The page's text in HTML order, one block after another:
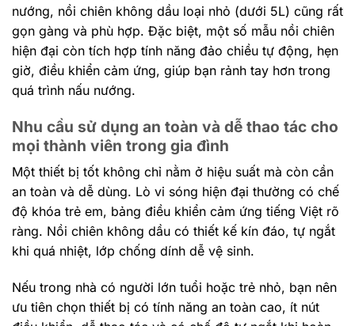
nướng, nồi chiên không dầu loại nhỏ (dưới 5L) cũng rất
gọn gàng và phù hợp. Đặc biệt, một số mẫu nồi chiên
hiện đại còn tích hợp tính năng đảo chiều tự động, hẹn
giờ, điều khiển cảm ứng, giúp bạn rảnh tay hơn trong
quá trình nấu nướng.
Nhu cầu sử dụng an toàn và dễ thao tác cho
mọi thành viên trong gia đình
Một thiết bị tốt không chỉ nằm ở hiệu suất mà còn cần
an toàn và dễ dùng. Lò vi sóng hiện đại thường có chế
độ khóa trẻ em, bảng điều khiển cảm ứng tiếng Việt rõ
ràng. Nồi chiên không dầu có thiết kế kín đáo, tự ngắt
khi quá nhiệt, lớp chống dính dễ vệ sinh.
Nếu trong nhà có người lớn tuổi hoặc trẻ nhỏ, bạn nên
ưu tiên chọn thiết bị có tính năng an toàn cao, ít nút